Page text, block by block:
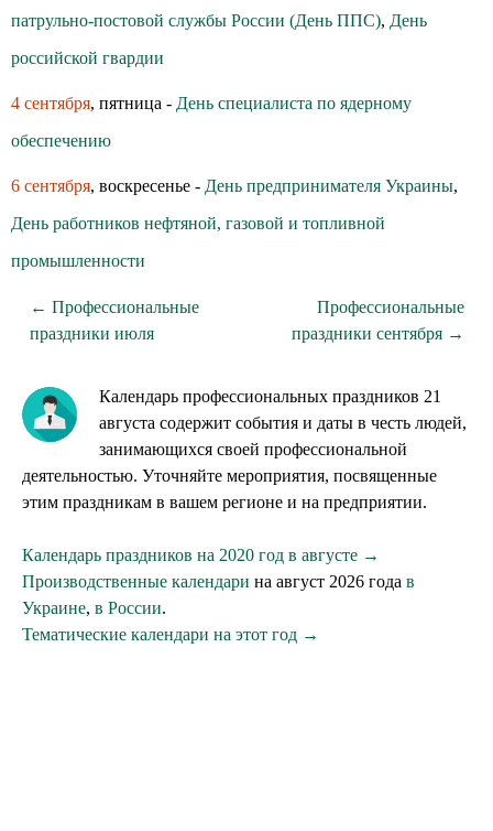
патрульно-постовой службы России (День ППС), День
российской гвардии
4 сентября, пятница - День специалиста по ядерному
обеспечению
6 сентября, воскресенье - День предпринимателя Украины,
День работников нефтяной, газовой и топливной
промышленности
← Профессиональные
праздники июля
Профессиональные
праздники сентября →
Календарь профессиональных праздников 21
августа содержит события и даты в честь людей,
занимающихся своей профессиональной
деятельностью. Уточняйте мероприятия, посвященные
этим праздникам в вашем регионе и на предприятии.
Календарь праздников на 2020 год в августе →
Производственные календари на август 2026 года в
Украине, в России.
Тематические календари на этот год →